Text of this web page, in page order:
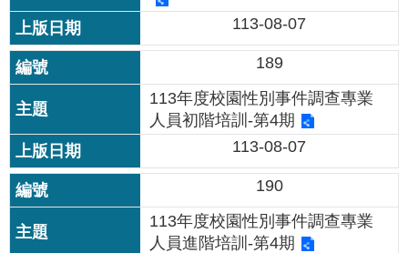
情
系
統
見
問
答
台
通
113-08-07
189
113年度校園性別事件調查專業
人員初階培訓-第4期
113-08-07
190
113年度校園性別事件調查專業
人員進階培訓-第4期